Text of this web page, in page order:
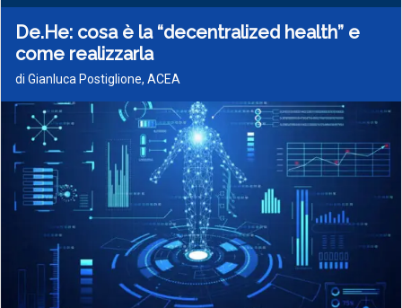
De.He: cosa è la “decentralized health” e
come realizzarla
di Gianluca Postiglione, ACEA